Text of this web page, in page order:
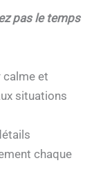
pas le temps
calme et
situations
chaque